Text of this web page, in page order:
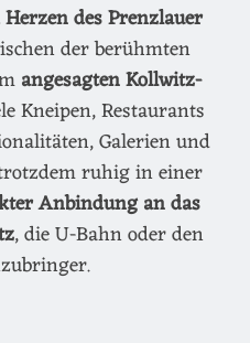
des Prenzlauer
der berühmten
angesagten Kollwitz-
Kneipen, Restaurants
Galerien und
ruhig in einer
Anbindung an das
, die U-Bahn oder den